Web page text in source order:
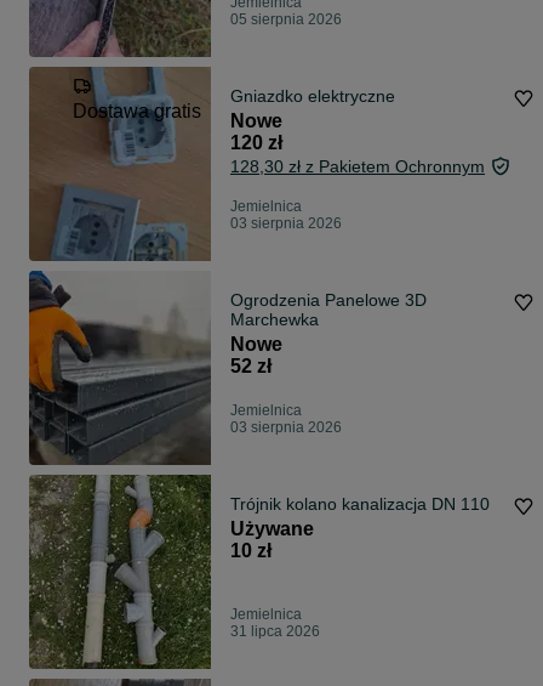
05 sierpnia 2026
Dostawa gratis
Gniazdko elektryczne
Nowe
120 zł
128,30 zł z Pakietem Ochronnym
Jemielnica
03 sierpnia 2026
Ogrodzenia Panelowe 3D
Marchewka
Nowe
52 zł
Jemielnica
03 sierpnia 2026
Trójnik kolano kanalizacja DN 110
Używane
10 zł
Jemielnica
31 lipca 2026